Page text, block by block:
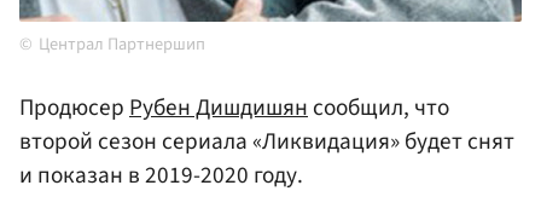
Централ Партнершип
ПродюсерРубен Дишдишянсообщил, что
второй сезон сериала «Ликвидация» будет снят
и показан в 2019-2020 году.